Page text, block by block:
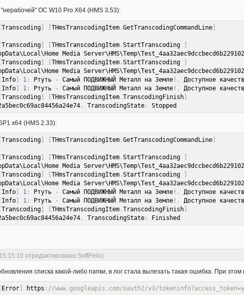
ОС W10 Pro X64 (HMS 3.53):
[Transcoding] [THmsTranscodingItem.GetTranscodingCommandLine]
[Transcoding] [THmsTranscodingItem.StartTranscoding
]
Media
[Transcoding] [THmsTranscodingItem.StartTranscoding
]
Media
[ Info] 1 : Ртуть - Самый ПОДВИЖНЫЙ Металл на Земле! . Доступное
[ Info] 1 : Ртуть - Самый ПОДВИЖНЫЙ Металл на Земле! . Доступное
[Transcoding] [THmsTranscodingItem.TranscodingFinish]
, TranscodingState: Stopped
x64 (HMS 2.33):
Transcoding] THmsTranscodingItem.GetTranscodingCommandLine]
Transcoding] THmsTranscodingItem.StartTranscoding
Media
Transcoding] THmsTranscodingItem.StartTranscoding
Media
Info] 1: Ртуть - Самый ПОДВИЖНЫЙ Металл на Земле! . Доступное
Info] 1: Ртуть - Самый ПОДВИЖНЫЙ Металл на Земле! . Доступное
Transcoding] THmsTranscodingItem.TranscodingFinish]
, TranscodingState: Finished
отредактировано SoftFelix)
списка какой-либо папки, в лог стала вылезать такая ошибка. При
[ Error] https ://www.googleapis.com/oauth2/v3/